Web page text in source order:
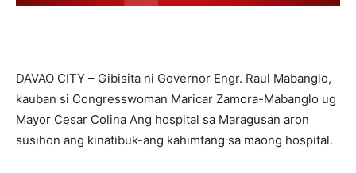
DAVAO CITY – Gibisita ni Governor Engr. Raul Mabanglo,
kauban si Congresswoman Maricar Zamora-Mabanglo ug
Mayor Cesar Colina Ang hospital sa Maragusan aron
susihon ang kinatibuk-ang kahimtang sa maong hospital.